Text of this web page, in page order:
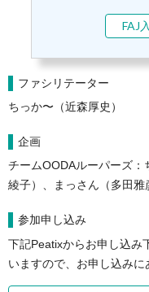
FAJ
ファシリテーター
ちっか〜（近森厚史）
企画
チームOODAルーパーズ：
綾子）、まっさん（多田雅
参加申し込み
下記Peatixからお申し込み
いますので、お申し込みに